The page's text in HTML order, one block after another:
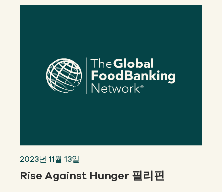
2023년 11월 13일
Rise Against Hunger 필리핀